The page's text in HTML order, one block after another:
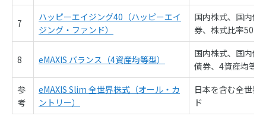
7
ハッピーエイジング40（ハッピーエイ
ジング・ファンド）
国内株式、国内債
券、株式比率50％
8 eMAXIS バランス（4資産均等型）
国内株式、国内債
債券、4資産均等
参
考
eMAXIS Slim 全世界株式（オール・カ
ントリー）
日本を含む全世界
ド